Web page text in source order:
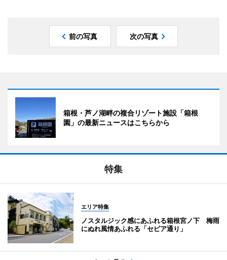
前の写真 次の写真
箱根・芦ノ湖畔の複合リゾート施設「箱根
園」の最新ニュースはこちらから
特集
エリア特集
ノスタルジック感にあふれる箱根宮ノ下 梅雨
にぬれ風情あふれる「セピア通り」